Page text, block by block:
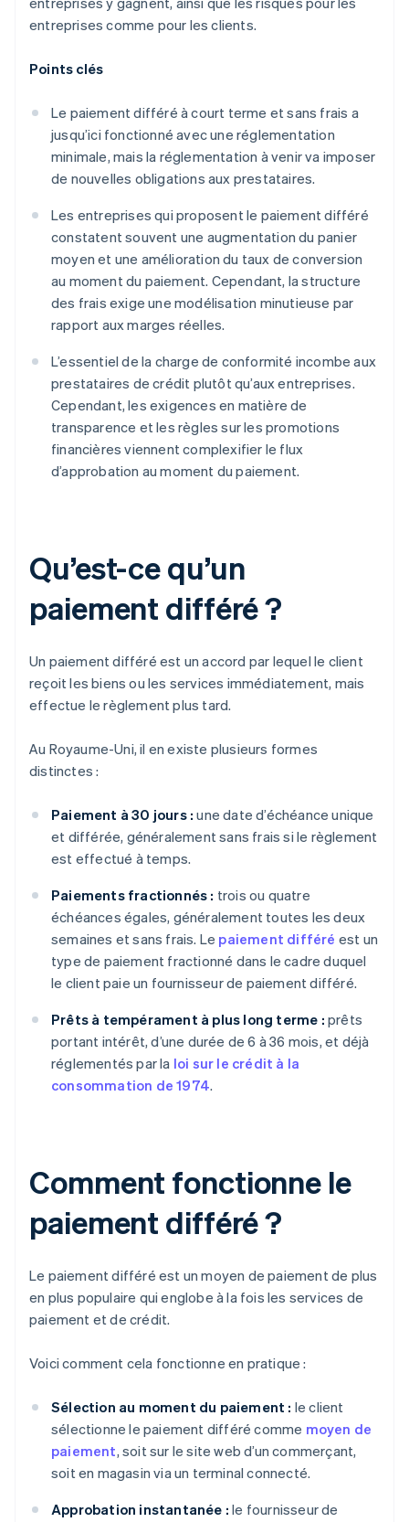
entreprises comme pour les clients.
Points clés
Le paiement différé à court terme et sans frais a
jusqu’ici fonctionné avec une réglementation
minimale, mais la réglementation à venir va imposer
de nouvelles obligations aux prestataires.
Les entreprises qui proposent le paiement différé
constatent souvent une augmentation du panier
moyen et une amélioration du taux de conversion
au moment du paiement. Cependant, la structure
des frais exige une modélisation minutieuse par
rapport aux marges réelles.
L’essentiel de la charge de conformité incombe aux
prestataires de crédit plutôt qu’aux entreprises.
Cependant, les exigences en matière de
transparence et les règles sur les promotions
financières viennent complexifier le flux
d’approbation au moment du paiement.
Qu’est-ce qu’un
paiement différé ?
Un paiement différé est un accord par lequel le client
reçoit les biens ou les services immédiatement, mais
effectue le règlement plus tard.
Au Royaume-Uni, il en existe plusieurs formes
distinctes :
Paiement à 30 jours : une date d’échéance unique
et différée, généralement sans frais si le règlement
est effectué à temps.
Paiements fractionnés : trois ou quatre
échéances égales, généralement toutes les deux
semaines et sans frais. Le paiement différé est un
type de paiement fractionné dans le cadre duquel
le client paie un fournisseur de paiement différé.
Prêts à tempérament à plus long terme : prêts
portant intérêt, d’une durée de 6 à 36 mois, et déjà
réglementés par la loi sur le crédit à la
consommation de 1974.
Comment fonctionne le
paiement différé ?
Le paiement différé est un moyen de paiement de plus
en plus populaire qui englobe à la fois les services de
paiement et de crédit.
Voici comment cela fonctionne en pratique :
Sélection au moment du paiement : le client
sélectionne le paiement différé comme moyen de
paiement, soit sur le site web d’un commerçant,
soit en magasin via un terminal connecté.
Approbation instantanée : le fournisseur de